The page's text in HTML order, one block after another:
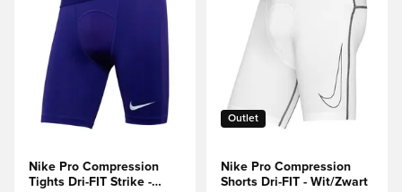
Nike Pro Compression
Tights Dri-FIT Strike -
Outlet
Nike Pro Compression
Shorts Dri-FIT - Wit/Zwart